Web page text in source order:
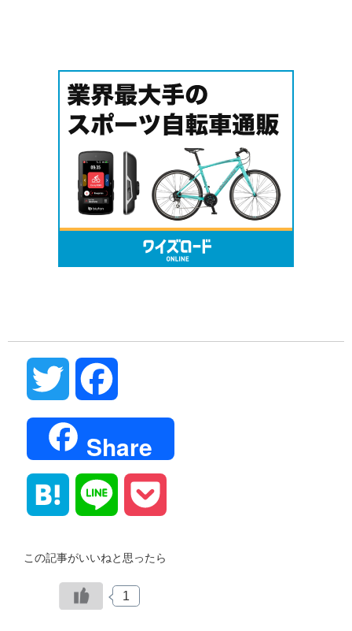
Twitter
Share
Hatena Line
この記事がいいねと思ったら
1